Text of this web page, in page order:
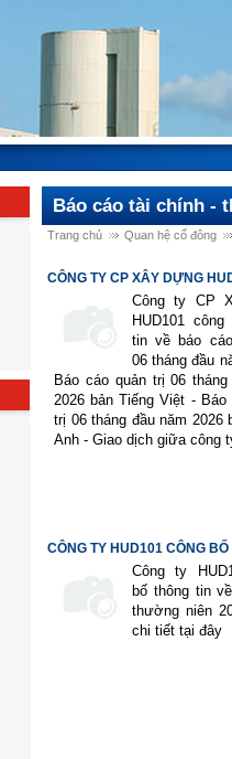
Báo cáo tài chính -
Trang chủ Quan hệ cổ đông
CÔNG TY CP XÂY DỰNG
Công ty CP
HUD101
tin về báo
06 tháng đầu
Báo cáo quản trị 06
2026 bản Tiếng Việt - Báo
trị 06 tháng đầu năm 2026
Anh - Giao dịch giữa công
CÔNG TY HUD101 CÔNG BỐ
Công ty
bố thông tin
thường niên
chi tiết tại đây